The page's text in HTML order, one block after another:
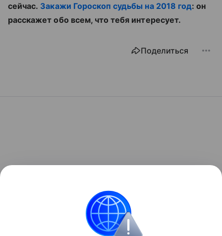
сейчас. Закажи Гороскоп судьбы на 2018 год: он
расскажет обо всем, что тебя интересует.
Поделиться